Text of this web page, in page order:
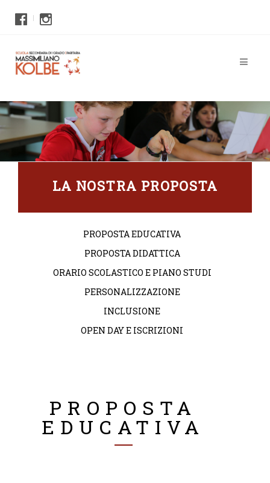
LA NOSTRA PROPOSTA
PROPOSTA EDUCATIVA
PROPOSTA DIDATTICA
ORARIO SCOLASTICO E PIANO STUDI
PERSONALIZZAZIONE
INCLUSIONE
OPEN DAY E ISCRIZIONI
PROPOSTA
EDUCATIVA